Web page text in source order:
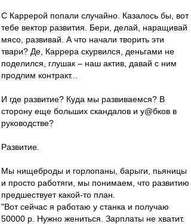
С Каррерой попали случайно. Казалось бы, вот
тебе вектор развития. Бери, делай, наращивай
мясо, развивай. А что начали творить эти
твари? Де, Каррера скурвился, деньгами не
поделился, глушак – наш актив, давай с ним
продлим контракт...
И где развитие? Куда мы развиваемся? В
сторону еще больших скандалов и у@бков в
руководстве?
Развитие.
Мы нищеброды и горлопаны, барыги, пьяницы
и просто работяги, мы понимаем, что развитию
предшествует какой-то план.
"Вот сейчас я работаю у станка и получаю
50000 р. Нужно жениться. Зарплаты не хватит.